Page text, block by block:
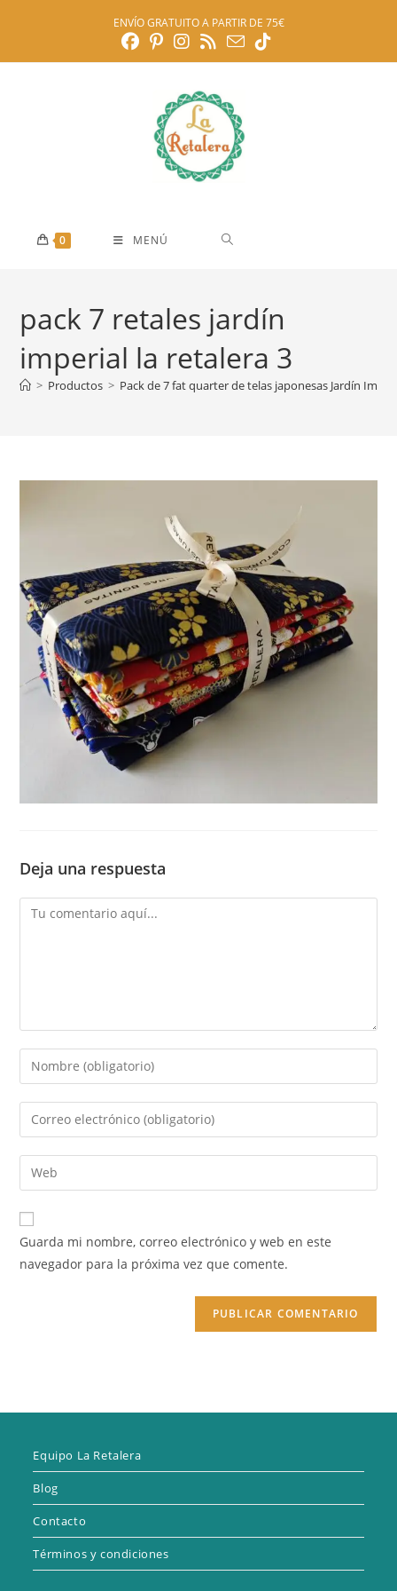
ENVÍO GRATUITO A PARTIR DE 75€
0 MENÚ
pack 7 retales jardín
imperial la retalera 3
> Productos > Pack de 7 fat quarter de telas japonesas Jardín
Deja una respuesta
Comentario
Introduce
tu
nombre
de
usuario
para
comentar
Introduce
tu
dirección
de
electrónico
para
comentar
Introduce
la
URL
de
Guarda mi nombre, correo electrónico y web en este
navegador para la próxima vez que comente.
Equipo La Retalera
Blog
Contacto
Términos y condiciones